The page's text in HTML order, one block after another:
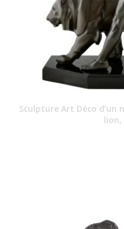
Sculpture Art Déco d’un
lion,